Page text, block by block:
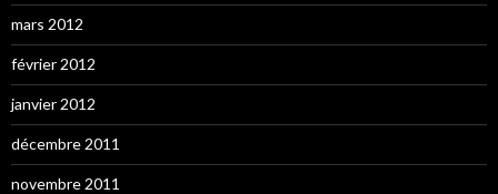
mars 2012
février 2012
janvier 2012
décembre 2011
novembre 2011